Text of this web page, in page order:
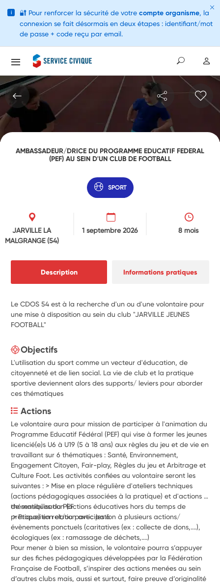
AMBASSADEUR/DRICE DU PROGRAMME EDUCATIF FEDERAL
(PEF) AU SEIN D'UN CLUB DE FOOTBALL
SPORT
JARVILLE LA
MALGRANGE(54)
1 septembre 2026 8 mois
Description Informations pratiques
Le CDOS 54 est à la recherche d'un ou d'une volontaire pour
une mise à disposition au sein du club "JARVILLE JEUNES
FOOTBALL"
Objectifs
L'utilisation du sport comme un vecteur d'éducation, de
citoyenneté et de lien social. La vie de club et la pratique
sportive deviennent alors des supports/ leviers pour aborder
ces thématiques
Actions
Le volontaire aura pour mission de participer à l'animation du
Programme Educatif Fédéral (PEF) qui vise à former les jeunes
licencié(e)s U6 à U19 (5 à 18 ans) aux règles du jeu et de vie en
travaillant sur 6 thématiques : Santé, Environnement,
Engagement Citoyen, Fair-play, Règles du jeu et Arbitrage et
Culture Foot. Les activités confiées au volontaire seront les
suivantes : > Mise en place régulière d'ateliers techniques
(actions pédagogiques associées à la pratique) et d'actions
de sensibilisation (actions éducatives hors du temps de
pratique) en relation avec les 6
thématiques du PEF
> Proposition et/ou participation à plusieurs actions/
évènements ponctuels (caritatives (ex : collecte de dons,....),
Pour mener à bien sa mission, le volontaire pourra s’appuyer
sur des fiches pédagogiques développées par la Fédération
Française de Football, s’inspirer des actions menées au sein
d’autres clubs mais, aussi et surtout, faire preuve d’originalité
i 🔐 Pour renforcer la sécurité de votre compte organisme, la
connexion se fait désormais en deux étapes : identifiant/mot
de passe + code reçu par email.